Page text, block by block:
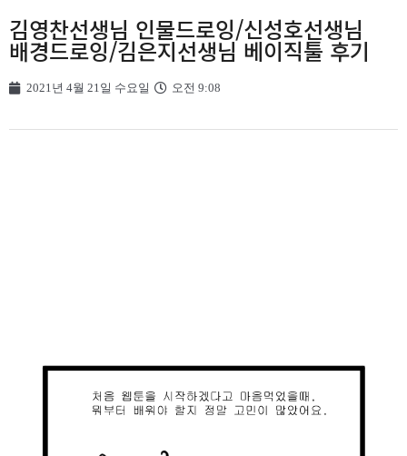
김영찬선생님 인물드로잉/신성호선생님
배경드로잉/김은지선생님 베이직툴 후기
2021년 4월 21일 수요일 오전 9:08